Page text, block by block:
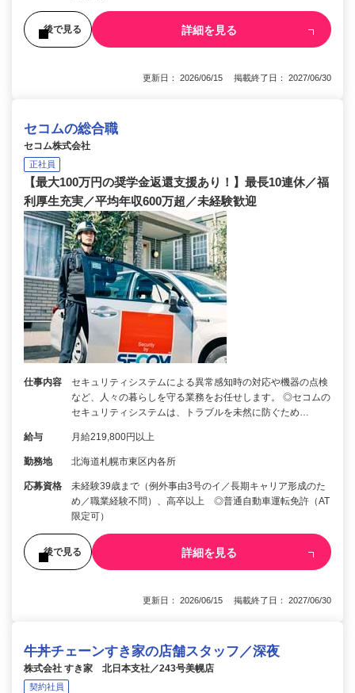
後で見る 詳細を見る
更新日： 2026/06/15 掲載終了日： 2027/06/30
セコムの総合職
セコム株式会社
正社員
【最大100万円の奨学金返還支援あり！】最長10連休／福
利厚生充実／平均年収600万超／未経験歓迎
仕事内容
セキュリティシステムによる異常感知時の対応や機器の点検
など、人々の暮らしを守る業務をお任せします。 ◎セコムの
セキュリティシステムは、トラブルを未然に防ぐため…
給与 月給219,800円以上
勤務地 北海道札幌市東区内各所
応募資格
未経験39歳まで（例外事由3号のイ／長期キャリア形成のた
め／職業経験不問）、高卒以上 ◎普通自動車運転免許（AT
限定可）
後で見る 詳細を見る
更新日： 2026/06/15 掲載終了日： 2027/06/30
牛丼チェーンすき家の店舗スタッフ／深夜
株式会社 すき家 北日本支社／243号美幌店
契約社員